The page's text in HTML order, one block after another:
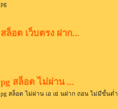
pg
สล็อต เว็บตรง ฝาก...
pg สล็อต ไม่ผ่าน ...
pg สล็อต ไม่ผ่าน เอ เย่ นฝาก ถอน ไม่มีขั้นต่ำ